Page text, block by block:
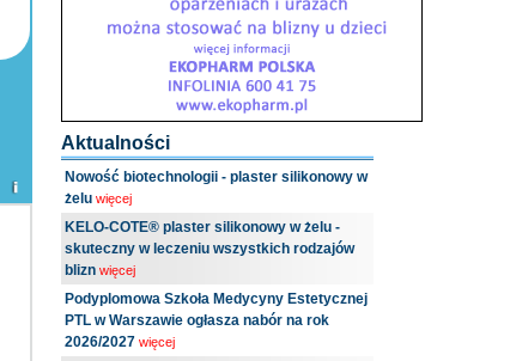
Aktualności
Nowość biotechnologii - plaster silikonowy w
żelu więcej
KELO-COTE® plaster silikonowy w żelu -
skuteczny w leczeniu wszystkich rodzajów
blizn więcej
Podyplomowa Szkoła Medycyny Estetycznej
PTL w Warszawie ogłasza nabór na rok
2026/2027 więcej